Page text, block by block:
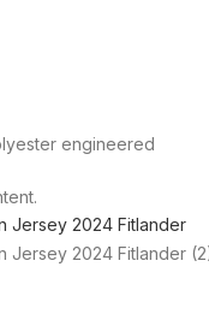
engineered